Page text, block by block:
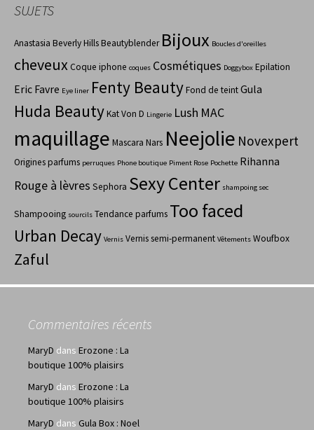
SUJETS
Anastasia Beverly HillsBeautyblender Bijoux Boucles d'oreilles
cheveuxCoque iphone coques Cosmétiques Doggybox Epilation
Eric Favre Eye liner Fenty BeautyFond de teintGula
Huda BeautyKat Von D Lingerie Lush MAC
maquillage Mascara Nars Neejolie Novexpert
Origines parfums perruques Phone boutique Piment Rose Pochette Rihanna
Rouge à lèvres Sephora Sexy Center shampoing sec
Shampooing sourcils Tendance parfums Too faced
Urban Decay Vernis Vernis semi-permanent Vêtements Woufbox
Zaful
Commentaires récents
MaryD dans Erozone : La
boutique 100% plaisirs
MaryD dans Erozone : La
boutique 100% plaisirs
MaryD dans Gula Box : Noel